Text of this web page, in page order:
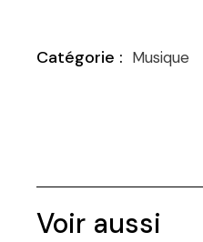
Musique
Voir aussi